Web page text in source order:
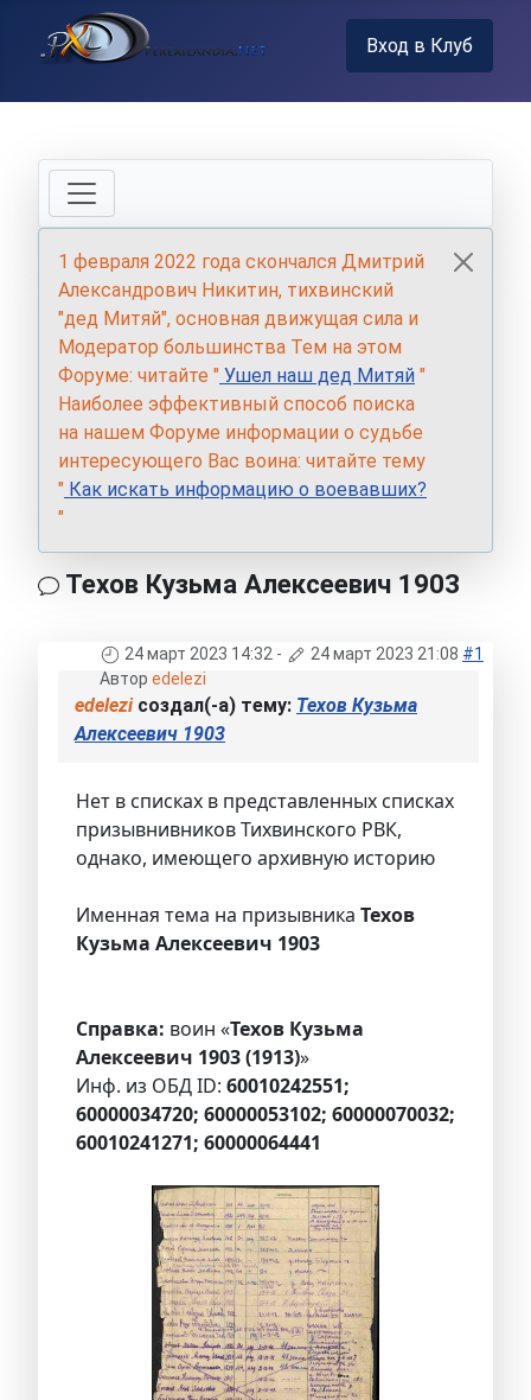
Вход в Клуб
1 февраля 2022 года скончался Дмитрий
Александрович Никитин, тихвинский
"дед Митяй", основная движущая сила и
Модератор большинства Тем на этом
Форуме: читайте " Ушел наш дед Митяй "
Наиболее эффективный способ поиска
на нашем Форуме информации о судьбе
интересующего Вас воина: читайте тему
" Как искать информацию о воевавших?
"
Техов Кузьма Алексеевич 1903
24 март 2023 14:32 - 24 март 2023 21:08 #1
Автор edelezi
edeleziсоздал(-а) тему: Техов Кузьма
Алексеевич 1903
Нет в списках в представленных списках
призывнивников Тихвинского РВК,
однако, имеющего архивную историю
Именная тема на призывника Техов
Кузьма Алексеевич 1903
Справка: воин «Техов Кузьма
Алексеевич 1903 (1913)»
Инф. из ОБД ID: 60010242551;
60000034720; 60000053102; 60000070032;
60010241271; 60000064441